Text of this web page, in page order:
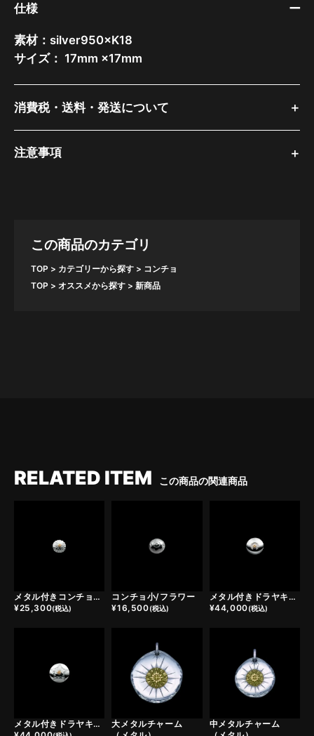
仕様
素材：silver950×K18
サイズ： 17mm ×17mm
消費税・送料・発送について
注意事項
この商品のカテゴリ
TOP カテゴリーから探す
コンチョ
TOP
オススメから探す 新商品
RELATED ITEM この商品の関連商品
メタル付きコンチョ小/カクタスフラワー
¥25,300(税込)
コンチョ小/フラワー
¥16,500(税込)
メタル付きドラヤキコンチョ/ホースシュー
¥44,000(税込)
メタル付きドラヤキコンチョ/スター
大メタルチャーム
中メタルチャーム